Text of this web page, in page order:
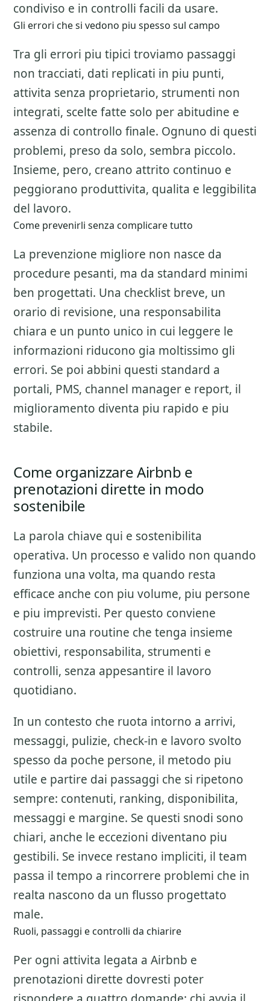
condiviso e in controlli facili da usare.
Gli errori che si vedono piu spesso sul campo
Tra gli errori piu tipici troviamo passaggi
non tracciati, dati replicati in piu punti,
attivita senza proprietario, strumenti non
integrati, scelte fatte solo per abitudine e
assenza di controllo finale. Ognuno di questi
problemi, preso da solo, sembra piccolo.
Insieme, pero, creano attrito continuo e
peggiorano produttivita, qualita e leggibilita
del lavoro.
Come prevenirli senza complicare tutto
La prevenzione migliore non nasce da
procedure pesanti, ma da standard minimi
ben progettati. Una checklist breve, un
orario di revisione, una responsabilita
chiara e un punto unico in cui leggere le
informazioni riducono gia moltissimo gli
errori. Se poi abbini questi standard a
portali, PMS, channel manager e report, il
miglioramento diventa piu rapido e piu
stabile.
Come organizzare Airbnb e
prenotazioni dirette in modo
sostenibile
La parola chiave qui e sostenibilita
operativa. Un processo e valido non quando
funziona una volta, ma quando resta
efficace anche con piu volume, piu persone
e piu imprevisti. Per questo conviene
costruire una routine che tenga insieme
obiettivi, responsabilita, strumenti e
controlli, senza appesantire il lavoro
quotidiano.
In un contesto che ruota intorno a arrivi,
messaggi, pulizie, check-in e lavoro svolto
spesso da poche persone, il metodo piu
utile e partire dai passaggi che si ripetono
sempre: contenuti, ranking, disponibilita,
messaggi e margine. Se questi snodi sono
chiari, anche le eccezioni diventano piu
gestibili. Se invece restano impliciti, il team
passa il tempo a rincorrere problemi che in
realta nascono da un flusso progettato
male.
Ruoli, passaggi e controlli da chiarire
Per ogni attivita legata a Airbnb e
prenotazioni dirette dovresti poter